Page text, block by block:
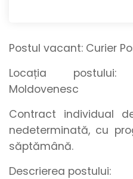
Postul vacant: Curier
Locația postului:
Moldovenesc
Contract individual
nedeterminată, cu
săptămână.
Descrierea postului: